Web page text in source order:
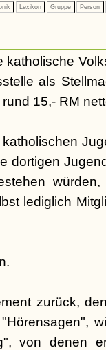
Lexikon Gruppe Person
als
15,- RM
dortigen
lediglich
zurück,
von denen